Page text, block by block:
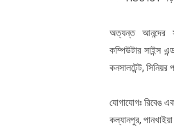
অত্যন্ত আনন্দের
কম্পিউটার সাইন্স
কনসালটেন্ট,
যোগাযোগঃ রিবেঙ
কল্যানপুর,